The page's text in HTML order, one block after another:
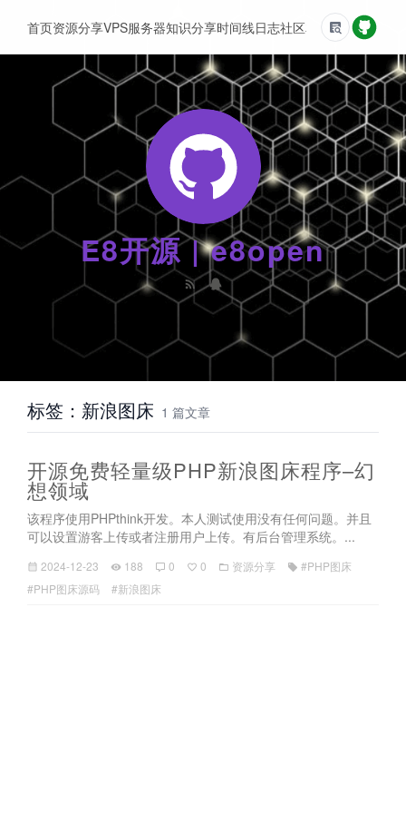
E8开源 | e8open
首页资源分享VPS服务器知识分享时间线日志社区友情链接
标签：新浪图床 1 篇文章
开源免费轻量级PHP新浪图床程序–幻
想领域
该程序使用PHPthink开发。本人测试使用没有任何问题。并且
可以设置游客上传或者注册用户上传。有后台管理系统。...
2024-12-23 188 0 0 资源分享
#PHP图床
#PHP图床源码
#新浪图床